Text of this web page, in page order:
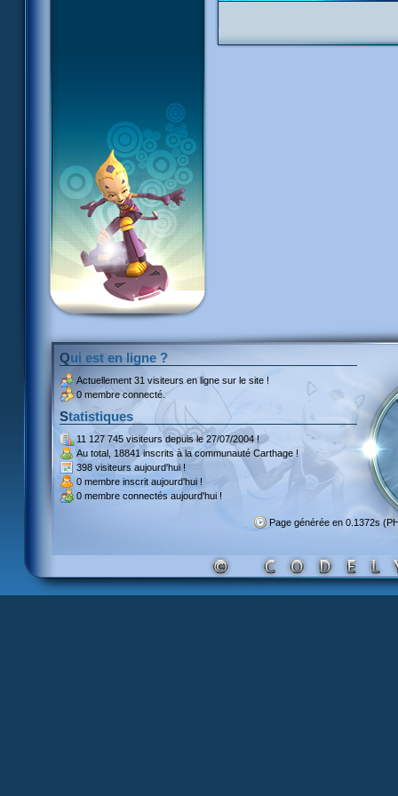
Qui est en ligne ?
Actuellement 31 visiteurs en ligne sur le site !
0 membre connecté.
Statistiques
11 127 745 visiteursdepuis le 27/07/2004 !
Au total, 18841 inscritsà la communauté Carthage !
398 visiteurs aujourd'hui !
0 membre inscrit aujourd'hui !
0 membre connectés aujourd'hui !
Page générée en 0.1372s